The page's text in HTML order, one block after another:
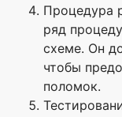
Процедура
ряд
схеме. Он
чтобы
поломок.